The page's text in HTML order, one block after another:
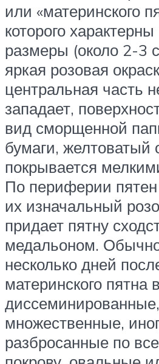
или «материнского
которого
размеры (около 2-3
яркая розовая
центральная часть
западает,
вид сморщенной
бумаги, желтоватый
покрывается
По периферии пятен
их изначальный
придает пятну
медальоном.
несколько дней
материнского
диссеминированные,
множественные,
разбросанные по